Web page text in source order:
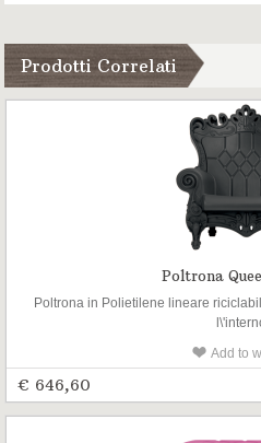
Prodotti Correlati
Poltrona
Poltrona in Polietilene lineare
Add to
€ 646,60